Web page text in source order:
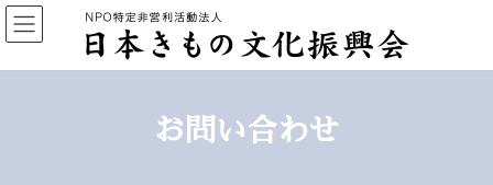
コ
ン
テ
ツ
ナ
ビ
ゲ
シ
お問い合わせ